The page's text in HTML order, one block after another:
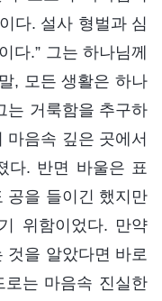
다. 설사 형벌과 심
다.” 그는 하나님께
, 모든 생활은 하나
는 거룩함을 추구하
마음속 깊은 곳에서
다. 반면 바울은 표
공을 들이긴 했지만
위함이었다. 만약
것을 알았다면 바로
로는 마음속 진실한